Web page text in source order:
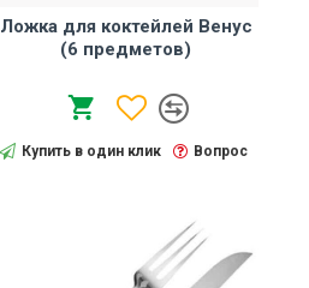
Ложка для коктейлей Венус
(6 предметов)
Купить в один клик Вопрос